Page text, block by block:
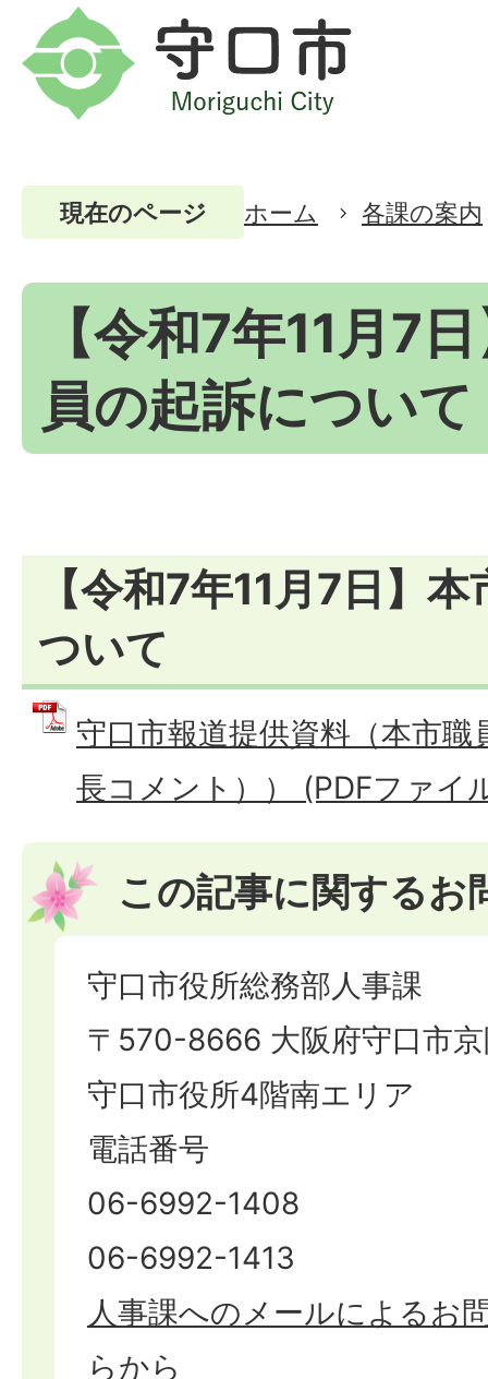
現在のページ ホーム 各課の案内
【令和7年11月7
員の起訴について
【令和7年11月7日】
ついて
守口市報道提供資料（本市
長コメント）） (PDFファイ
この記事に関するお
守口市役所総務部人事課
〒570-8666 大阪府守口市
守口市役所4階南エリア
電話番号
06-6992-1408
06-6992-1413
人事課へのメールによるお
らから